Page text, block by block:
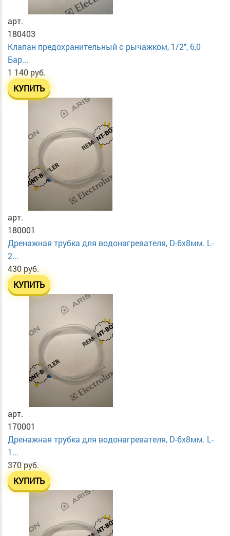
арт.
180403
Клапан предохранительный с рычажком, 1/2", 6,0
Бар...
1 140 руб.
КУПИТЬ
арт.
180001
Дренажная трубка для водонагревателя, D-6х8мм. L-
2...
430 руб.
КУПИТЬ
арт.
170001
Дренажная трубка для водонагревателя, D-6х8мм. L-
1...
370 руб.
КУПИТЬ